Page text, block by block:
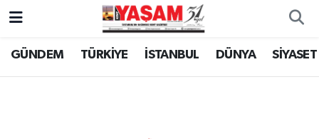
GÜNDEM TÜRKİYE İSTANBUL DÜNYA SİYASET